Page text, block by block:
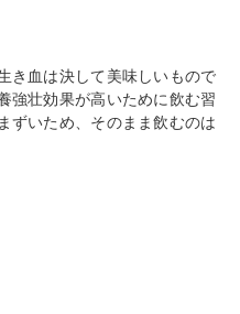
き血は決して美味しいもので
強壮効果が高いために飲む習
ずいため、そのまま飲むのは